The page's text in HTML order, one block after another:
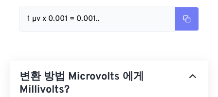
1 µv x 0.001 = 0.001..
변환 방법 Microvolts 에게
Millivolts?